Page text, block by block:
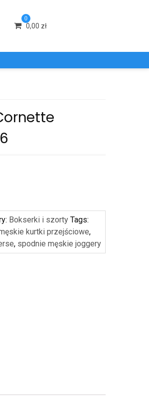
0
0,00 zł
Bokserki i szorty Tags:
kurtki przejściowe,
, spodnie męskie joggery